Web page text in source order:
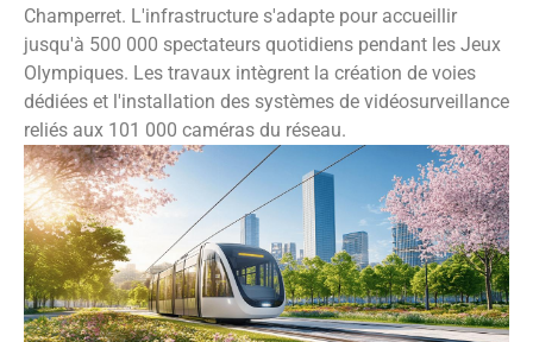
Champerret. L'infrastructure s'adapte pour accueillir
jusqu'à 500 000 spectateurs quotidiens pendant les Jeux
Olympiques. Les travaux intègrent la création de voies
dédiées et l'installation des systèmes de vidéosurveillance
reliés aux 101 000 caméras du réseau.